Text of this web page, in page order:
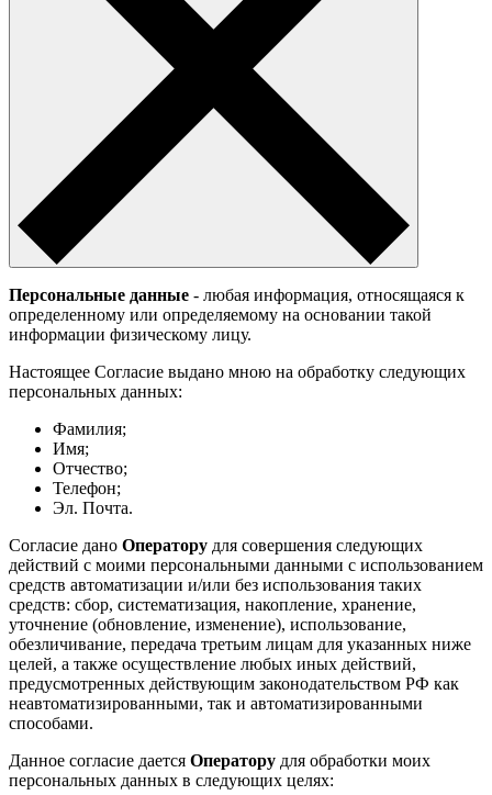
Персональные данные - любая информация, относящаяся к
определенному или определяемому на основании такой
информации физическому лицу.
Настоящее Согласие выдано мною на обработку следующих
персональных данных:
Фамилия;
Имя;
Отчество;
Телефон;
Эл. Почта.
Согласие дано Оператору для совершения следующих
действий с моими персональными данными с использованием
средств автоматизации и/или без использования таких
средств: сбор, систематизация, накопление, хранение,
уточнение (обновление, изменение), использование,
обезличивание, передача третьим лицам для указанных ниже
целей, а также осуществление любых иных действий,
предусмотренных действующим законодательством РФ как
неавтоматизированными, так и автоматизированными
способами.
Данное согласие дается Оператору для обработки моих
персональных данных в следующих целях: